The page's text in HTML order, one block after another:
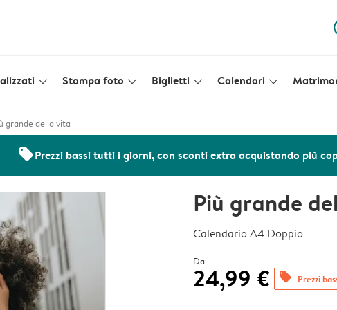
slim_arrow_down Stampa foto slim_arrow_down Biglietti slim_arrow_down Calendari slim_arrow_down
grande della vita
offersPrezzi bassi tutti i giorni, con sconti extra acquistando più
Più grande
Calendario A4 Doppio
Da
24,99 € offers Prezzi